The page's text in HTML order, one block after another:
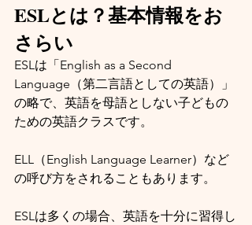
ESLとは？基本情報をお
さらい
ESLは「English as a Second
Language（第二言語としての英語）」
の略で、英語を母語としない子どもの
ための英語クラスです。
ELL（English Language Learner）など
の呼び方をされることもあります。
ESLは多くの場合、英語を十分に習得し